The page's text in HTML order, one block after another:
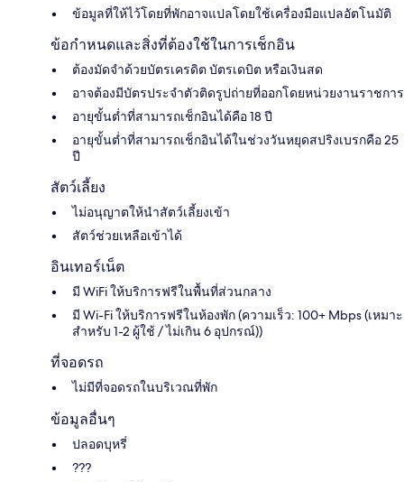
ข้อมูลที่ให้ไว้โดยที่พักอาจแปลโดยใช้เครื่องมือแปลอัตโนมัติ
ข้อกำหนดและสิ่งที่ต้องใช้ในการเช็กอิน
ต้องมัดจำด้วยบัตรเครดิต บัตรเดบิต หรือเงินสด
อาจต้องมีบัตรประจำตัวติดรูปถ่ายที่ออกโดยหน่วยงานราชการ
อายุขั้นต่ำที่สามารถเช็กอินได้คือ 18 ปี
อายุขั้นต่ำที่สามารถเช็กอินได้ในช่วงวันหยุดสปริงเบรกคือ 25
ปี
สัตว์เลี้ยง
ไม่อนุญาตให้นำสัตว์เลี้ยงเข้า
สัตว์ช่วยเหลือเข้าได้
อินเทอร์เน็ต
มี WiFi ให้บริการฟรีในพื้นที่ส่วนกลาง
มี Wi-Fi ให้บริการฟรีในห้องพัก (ความเร็ว: 100+ Mbps (เหมาะ
สำหรับ 1-2 ผู้ใช้ / ไม่เกิน 6 อุปกรณ์))
ที่จอดรถ
ไม่มีที่จอดรถในบริเวณที่พัก
ข้อมูลอื่นๆ
ปลอดบุหรี่
???